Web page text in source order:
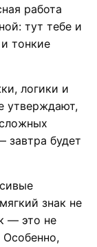
работа
тут тебе и
тонкие
логики и
утверждают,
будет
знак не
— это не
Особенно,